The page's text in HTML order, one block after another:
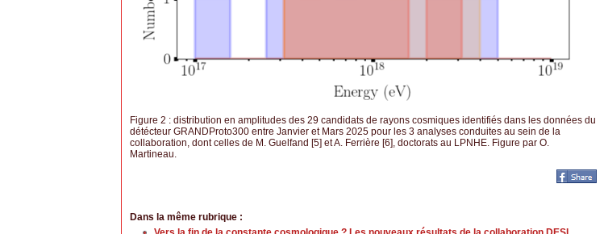
Figure 2 : distribution en amplitudes des 29 candidats de rayons cosmiques identifiés dans les données du
détécteur GRANDProto300 entre Janvier et Mars 2025 pour les 3 analyses conduites au sein de la
collaboration, dont celles de M. Guelfand [5] et A. Ferrière [6], doctorats au LPNHE. Figure par O.
Martineau.
Dans la même rubrique :